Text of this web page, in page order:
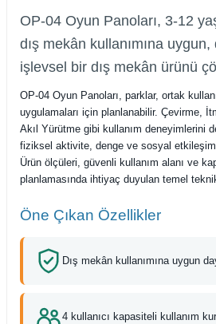
OP-04 Oyun Panoları, 3-12
dış mekân kullanımına uygun,
işlevsel bir dış mekân ürünü
OP-04 Oyun Panoları, parklar, ortak
uygulamaları için planlanabilir. Çevirme,
Akıl Yürütme gibi kullanım deneyimlerini
fiziksel aktivite, denge ve sosyal etkileşim
Ürün ölçüleri, güvenli kullanım alanı ve
planlamasında ihtiyaç duyulan temel
Öne Çıkan Özellikler
Dış mekân kullanımına uygun
4 kullanıcı kapasiteli kullanım